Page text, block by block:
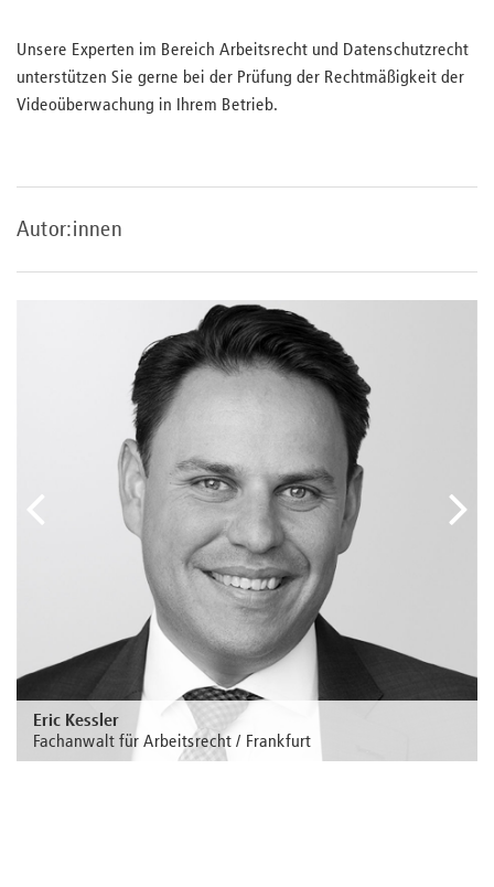
Unsere Experten im Bereich Arbeitsrecht und Datenschutzrecht
unterstützen Sie gerne bei der Prüfung der Rechtmäßigkeit der
Videoüberwachung in Ihrem Betrieb.
Autor:innen
Eric Kessler
Fachanwalt für Arbeitsrecht / Frankfurt
vorheriger